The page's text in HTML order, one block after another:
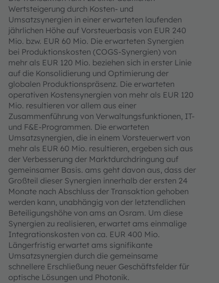
Wertsteigerung durch Kosten- und
Umsatzsynergien in einer erwarteten laufenden
jährlichen Höhe auf Vorsteuerbasis von EUR 240
Mio. bzw. EUR 60 Mio. Die erwarteten Synergien
bei Produktionskosten (COGS-Synergien) von
mehr als EUR 120 Mio. beziehen sich in erster Linie
auf die Konsolidierung und Optimierung der
globalen Produktionspräsenz. Die erwarteten
operativen Kostensynergien von mehr als EUR 120
Mio. resultieren vor allem aus einer
Zusammenführung von Verwaltungsfunktionen, IT-
und F&E-Programmen. Die erwarteten
Umsatzsynergien, die in einem Vorsteuerwert von
mehr als EUR 60 Mio. resultieren, ergeben sich aus
der Verbesserung der Marktdurchdringung auf
gemeinsamer Basis. ams geht davon aus, dass der
Großteil dieser Synergien innerhalb der ersten 24
Monate nach Abschluss der Transaktion gehoben
werden kann, unabhängig von der letztendlichen
Beteiligungshöhe von ams an Osram. Um diese
Synergien zu realisieren, erwartet ams einmalige
Integrationskosten von ca. EUR 400 Mio.
Längerfristig erwartet ams signifikante
Umsatzsynergien durch die gemeinsame
schnellere Erschließung neuer Geschäftsfelder für
optische Lösungen und Photonik.